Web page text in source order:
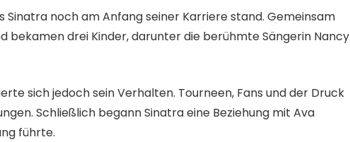
Sinatra noch am Anfang seiner Karriere stand. Gemeinsam
bekamen drei Kinder, darunter die berühmte Sängerin Nancy
sich jedoch sein Verhalten. Tourneen, Fans und der Druck
Schließlich begann Sinatra eine Beziehung mit Ava
führte.